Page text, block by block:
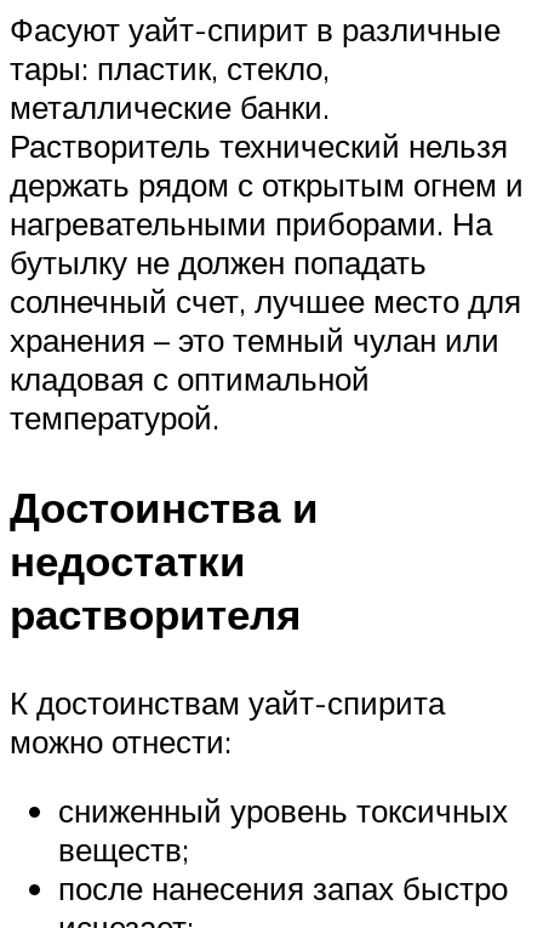
Фасуют уайт-спирит в различные
тары: пластик, стекло,
металлические банки.
Растворитель технический нельзя
держать рядом с открытым огнем и
нагревательными приборами. На
бутылку не должен попадать
солнечный счет, лучшее место для
хранения – это темный чулан или
кладовая с оптимальной
температурой.
Достоинства и
недостатки
растворителя
К достоинствам уайт-спирита
можно отнести:
сниженный уровень токсичных
веществ;
после нанесения запах быстро